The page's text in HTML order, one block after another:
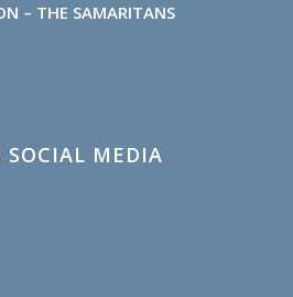
– THE SAMARITANS
SOCIAL MEDIA